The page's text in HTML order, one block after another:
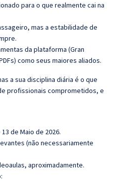
para o que realmente cai na
mas a estabilidade de
da plataforma (Gran
como seus maiores aliados.
a sua disciplina diária é o que
profissionais comprometidos, e
de Maio de 2026.
(não necessariamente
aproximadamente.